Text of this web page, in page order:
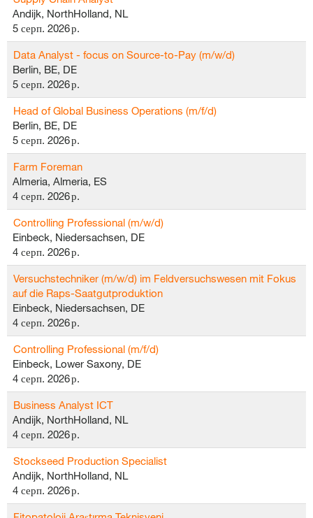
Andijk, NorthHolland, NL
5 серп. 2026 р.
Data Analyst - focus on Source-to-Pay (m/w/d)
Berlin, BE, DE
5 серп. 2026 р.
Head of Global Business Operations (m/f/d)
Berlin, BE, DE
5 серп. 2026 р.
Farm Foreman
Almeria, Almeria, ES
4 серп. 2026 р.
Controlling Professional (m/w/d)
Einbeck, Niedersachsen, DE
4 серп. 2026 р.
Versuchstechniker (m/w/d) im Feldversuchswesen mit Fokus
auf die Raps-Saatgutproduktion
Einbeck, Niedersachsen, DE
4 серп. 2026 р.
Controlling Professional (m/f/d)
Einbeck, Lower Saxony, DE
4 серп. 2026 р.
Business Analyst ICT
Andijk, NorthHolland, NL
4 серп. 2026 р.
Stockseed Production Specialist
Andijk, NorthHolland, NL
4 серп. 2026 р.